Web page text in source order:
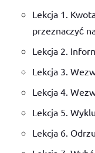
Lekcja 1.
przeznaczyć
Lekcja 2.
Lekcja 3.
Lekcja 4.
Lekcja 5.
Lekcja 6.